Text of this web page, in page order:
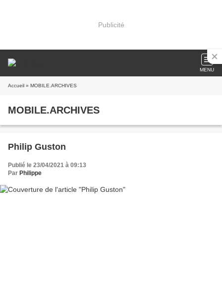
Publicité
MENU
Accueil » MOBILE.ARCHIVES
MOBILE.ARCHIVES
Philip Guston
Publié le 23/04/2021 à 09:13
Par Philippe